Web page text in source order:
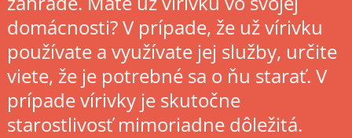
domácnosti? V prípade, že už vírivku
používate a využívate jej služby, určite
viete, že je potrebné sa o ňu starať. V
prípade vírivky je skutočne
starostlivosť mimoriadne dôležitá.